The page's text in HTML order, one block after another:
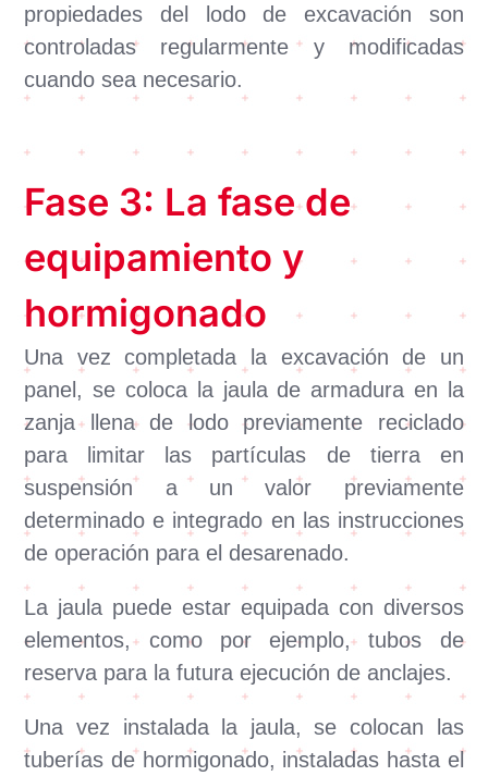
propiedades del lodo de excavación son
controladas regularmente y modificadas
cuando sea necesario.
Fase 3: La fase de
equipamiento y
hormigonado
Una vez completada la excavación de un
panel, se coloca la jaula de armadura en la
zanja llena de lodo previamente reciclado
para limitar las partículas de tierra en
suspensión a un valor previamente
determinado e integrado en las instrucciones
de operación para el desarenado.
La jaula puede estar equipada con diversos
elementos, como por ejemplo, tubos de
reserva para la futura ejecución de anclajes.
Una vez instalada la jaula, se colocan las
tuberías de hormigonado, instaladas hasta el